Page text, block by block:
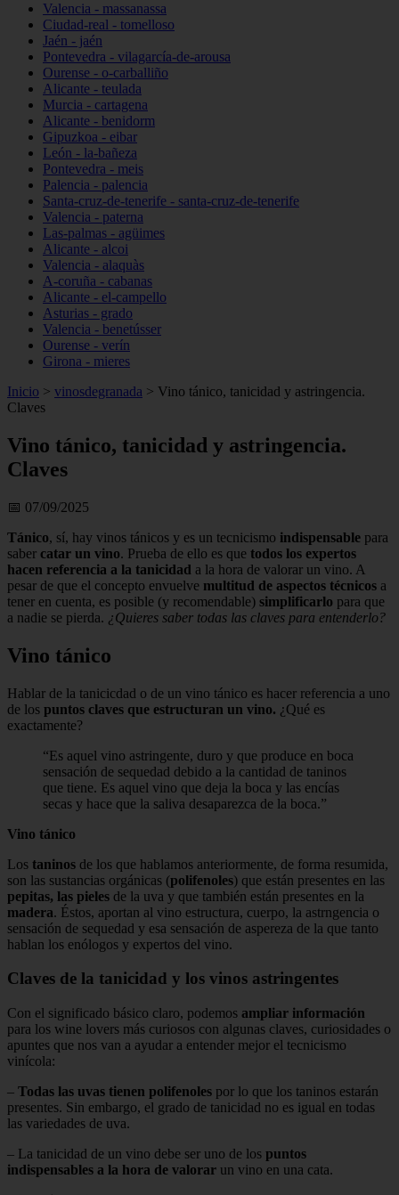
Valencia - massanassa
Ciudad-real - tomelloso
Jaén - jaén
Pontevedra - vilagarcía-de-arousa
Ourense - o-carballiño
Alicante - teulada
Murcia - cartagena
Alicante - benidorm
Gipuzkoa - eibar
León - la-bañeza
Pontevedra - meis
Palencia - palencia
Santa-cruz-de-tenerife - santa-cruz-de-tenerife
Valencia - paterna
Las-palmas - agüimes
Alicante - alcoi
Valencia - alaquàs
A-coruña - cabanas
Alicante - el-campello
Asturias - grado
Valencia - benetússer
Ourense - verín
Girona - mieres
Inicio > vinosdegranada > Vino tánico, tanicidad y astringencia.
Claves
Vino tánico, tanicidad y astringencia.
Claves
📅 07/09/2025
Tánico, sí, hay vinos tánicos y es un tecnicismo indispensable para
saber catar un vino. Prueba de ello es que todos los expertos
hacen referencia a la tanicidad a la hora de valorar un vino. A
pesar de que el concepto envuelve multitud de aspectos técnicos a
tener en cuenta, es posible (y recomendable) simplificarlo para que
a nadie se pierda. ¿Quieres saber todas las claves para entenderlo?
Vino tánico
Hablar de la tanicicdad o de un vino tánico es hacer referencia a uno
de los puntos claves que estructuran un vino. ¿Qué es
exactamente?
Es aquel vino astringente, duro y que produce en boca
sensación de sequedad debido a la cantidad de taninos
que tiene. Es aquel vino que deja la boca y las encías
secas y hace que la saliva desaparezca de la boca.
Vino tánico
Los taninos de los que hablamos anteriormente, de forma resumida,
son las sustancias orgánicas (polifenoles) que están presentes en las
pepitas, las pieles de la uva y que también están presentes en la
madera. Éstos, aportan al vino estructura, cuerpo, la astrngencia o
sensación de sequedad y esa sensación de aspereza de la que tanto
hablan los enólogos y expertos del vino.
Claves de la tanicidad y los vinos astringentes
Con el significado básico claro, podemos ampliar información
para los wine lovers más curiosos con algunas claves, curiosidades o
apuntes que nos van a ayudar a entender mejor el tecnicismo
vinícola:
– Todas las uvas tienen polifenoles por lo que los taninos estarán
presentes. Sin embargo, el grado de tanicidad no es igual en todas
las variedades de uva.
– La tanicidad de un vino debe ser uno de los puntos
indispensables a la hora de valorar un vino en una cata.